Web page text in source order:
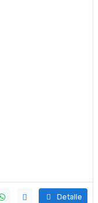
Detalle